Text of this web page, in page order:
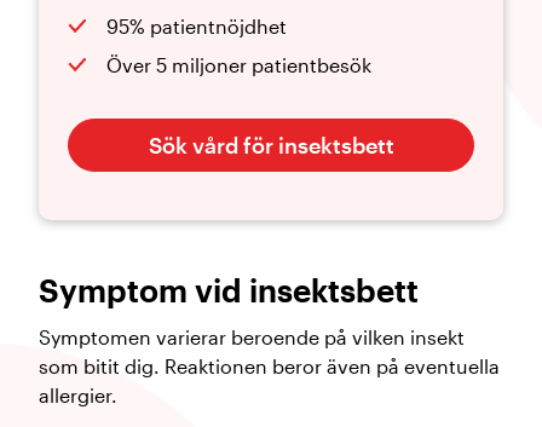
Symptom vid insektsbett
Symptomen varierar beroende på vilken insekt
som bitit dig. Reaktionen beror även på eventuella
allergier.
95% patientnöjdhet
Över 5 miljoner patientbesök
Sök vård för insektsbett